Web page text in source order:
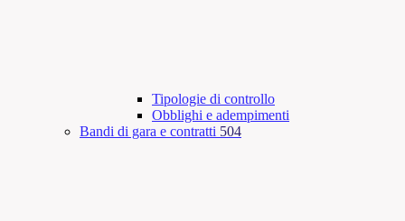
Tipologie di controllo
Obblighi e adempimenti
Bandi di gara e contratti 504